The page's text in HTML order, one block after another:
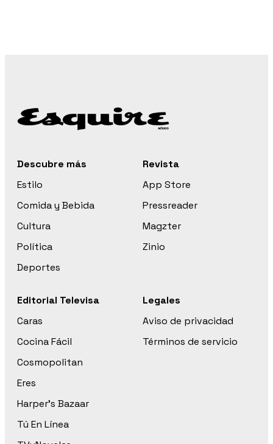
Descubre más
Estilo
Comida y Bebida
Cultura
Política
Deportes
Revista
App Store
Pressreader
Magzter
Zinio
Editorial Televisa
Caras
Cocina Fácil
Cosmopolitan
Eres
Harper’s Bazaar
Tú En Línea
Legales
Aviso de privacidad
Términos de servicio